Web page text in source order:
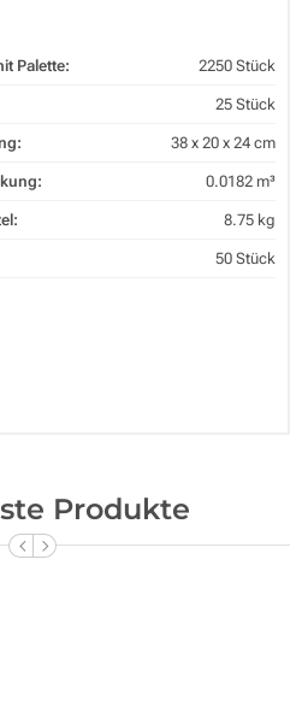
Palette: 2250 Stück
25 Stück
38 x 20 x 24 cm
0.0182 m³
8.75 kg
50 Stück
Produkte